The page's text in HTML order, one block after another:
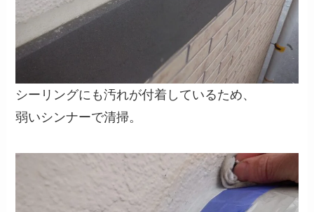
シーリングにも汚れが付着しているため、
弱いシンナーで清掃。